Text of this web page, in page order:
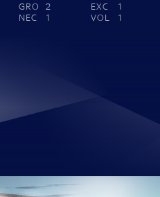
GRO
2
NEC
1
EXC
1
VOL
1